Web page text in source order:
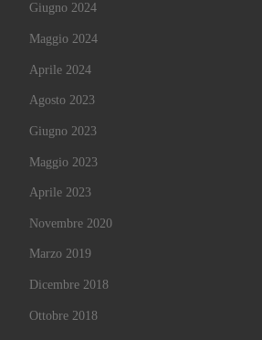
Giugno 2024
Maggio 2024
Aprile 2024
Agosto 2023
Giugno 2023
Maggio 2023
Aprile 2023
Novembre 2020
Marzo 2019
Dicembre 2018
Ottobre 2018